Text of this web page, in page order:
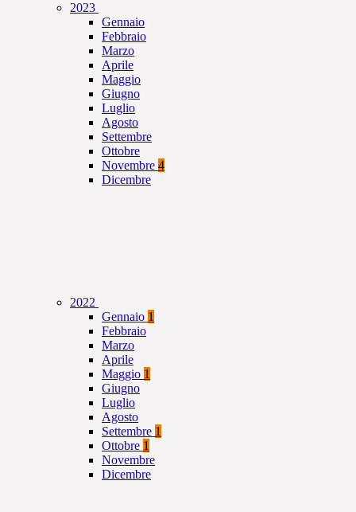
2023
Gennaio
Febbraio
Marzo
Aprile
Maggio
Giugno
Luglio
Agosto
Settembre
Ottobre
Novembre 4
Dicembre
2022
Gennaio 1
Febbraio
Marzo
Aprile
Maggio 1
Giugno
Luglio
Agosto
Settembre 1
Ottobre 1
Novembre
Dicembre